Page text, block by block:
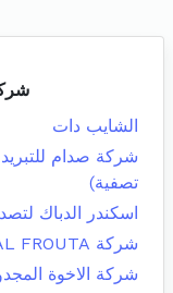
الشايب دات
شركة صدام
تصفية)
اسكندر الدباك
شركة MONDIAL FROUTA ش م م
شركة الاخوة